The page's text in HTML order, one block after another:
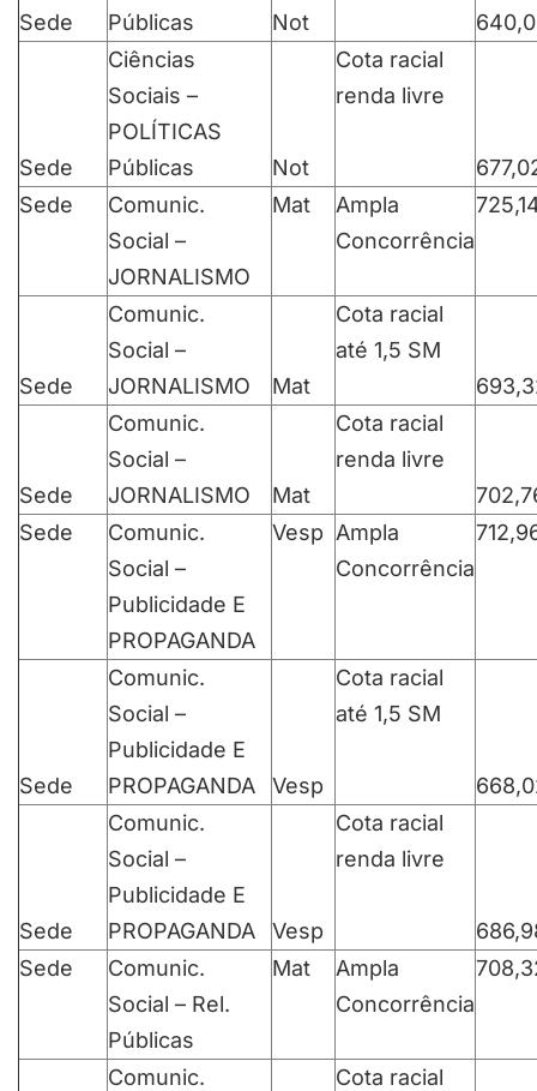
Sede
Públicas
Not
Sede
Ciências
Sociais –
POLÍTICAS
Públicas
Not
Cota racial
renda livre
Sede
Comunic.
Social –
JORNALISMO
Mat
Ampla
Concorrência
Sede
Comunic.
Social –
JORNALISMO
Mat
Cota racial
até 1,5 SM
Sede
Comunic.
Social –
JORNALISMO
Mat
Cota racial
renda livre
Sede
Comunic.
Social –
Publicidade E
PROPAGANDA
Vesp Ampla
Concorrência
Sede
Comunic.
Social –
Publicidade E
PROPAGANDA
Vesp
Cota racial
até 1,5 SM
Sede
Comunic.
Social –
Publicidade E
PROPAGANDA
Vesp
Cota racial
renda livre
Sede
Comunic.
Social – Rel.
Públicas
Mat
Ampla
Concorrência
Comunic.
Cota racial